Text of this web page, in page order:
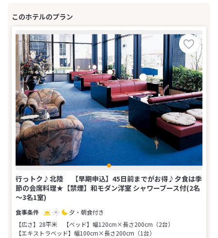
行っトク♪北陸 【早期申込】45日前までがお得♪夕食は季
節の会席料理★【禁煙】和モダン洋室 シャワーブース付(2名
～3名1室)
夕・朝食付き
【広さ】28平米
【ベッド】幅120cm×長さ200cm（2台）
【エキストラベッド】幅100cm×長さ200cm（1台）